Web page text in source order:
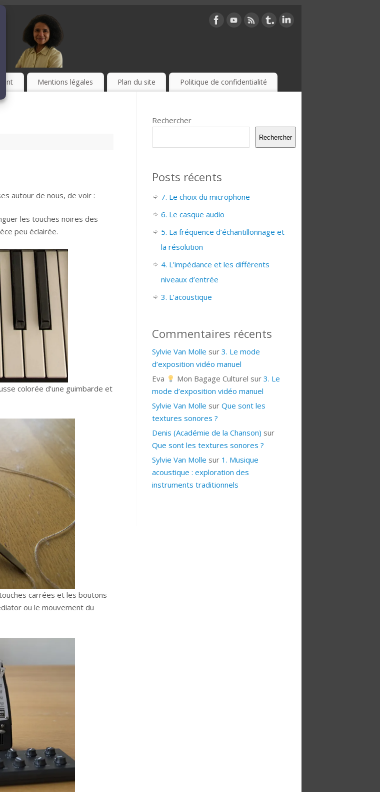
Mentions légales Plan du site Politique de confidentialité
autour de nous, de voir :
les touches noires des
peu éclairée.
colorée d’une guimbarde et
carrées et les boutons
ou le mouvement du
Rechercher
Rechercher
Posts récents
7. Le choix du microphone
6. Le casque audio
5. La fréquence d’échantillonnage et
la résolution
4. L’impédance et les différents
niveaux d’entrée
3. L’acoustique
Commentaires récents
Sylvie Van Molle sur 3. Le mode
d’exposition vidéo manuel
Eva
Mon Bagage Culturel sur3. Le
mode d’exposition vidéo manuel
Sylvie Van Molle sur Que sont les
textures sonores ?
Denis (Académie de la Chanson) sur
Que sont les textures sonores ?
Sylvie Van Molle sur 1. Musique
acoustique : exploration des
instruments traditionnels